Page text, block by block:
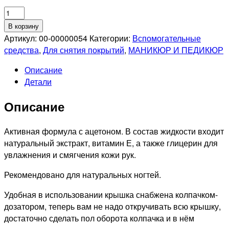
Количество
товара
SEVERINA
Жидкость
снятия
лака
экстрактом
150мл
В корзину
Артикул: 00-00000054 Категории: Вспомогательные
средства, Для снятия покрытий, МАНИКЮР И ПЕДИКЮР
Описание
Детали
Описание
Активная формула с ацетоном. В состав жидкости входит
натуральный экстракт, витамин Е, а также глицерин для
увлажнения и смягчения кожи рук.
Рекомендовано для натуральных ногтей.
Удобная в использовании крышка снабжена колпачком-
дозатором, теперь вам не надо откручивать всю крышку,
достаточно сделать пол оборота колпачка и в нём